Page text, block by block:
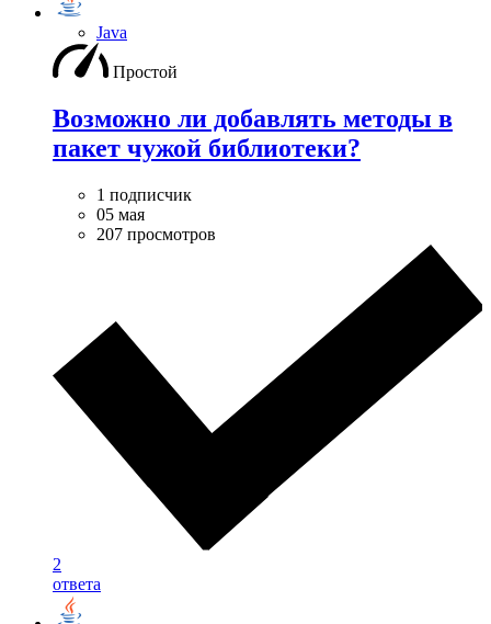
Java
Простой
Возможно ли добавлять методы в
пакет чужой библиотеки?
1 подписчик
05 мая
207 просмотров
2
ответа